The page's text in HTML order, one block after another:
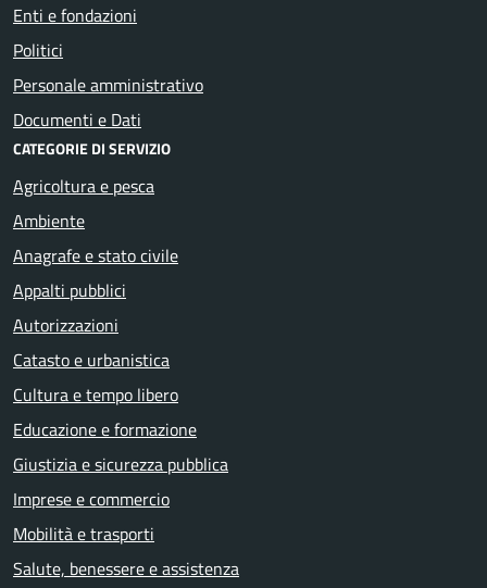
Enti e fondazioni
Politici
Personale amministrativo
Documenti e Dati
CATEGORIE DI SERVIZIO
Agricoltura e pesca
Ambiente
Anagrafe e stato civile
Appalti pubblici
Autorizzazioni
Catasto e urbanistica
Cultura e tempo libero
Educazione e formazione
Giustizia e sicurezza pubblica
Imprese e commercio
Mobilità e trasporti
Salute, benessere e assistenza